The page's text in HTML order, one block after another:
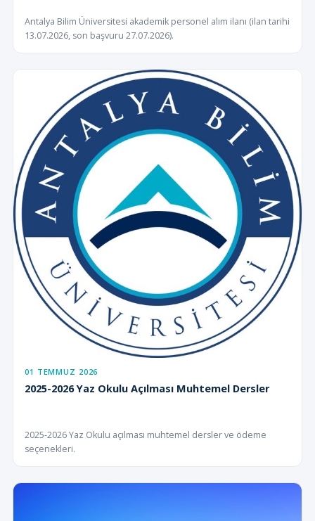
Antalya Bilim Üniversitesi akademik personel alım ilanı (ilan tarihi
13.07.2026, son başvuru 27.07.2026).
01 TEMMUZ 2026
2025-2026 Yaz Okulu Açılması Muhtemel Dersler
2025-2026 Yaz Okulu açılması muhtemel dersler ve ödeme
seçenekleri.